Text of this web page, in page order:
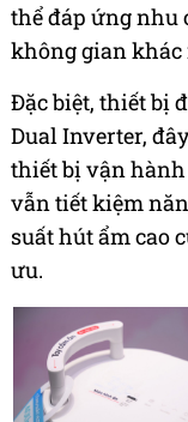
thể đáp ứng nhu
không gian khác
Đặc biệt, thiết bị
Dual Inverter,
thiết bị vận
vẫn tiết kiệm
suất hút ẩm cao
ưu.